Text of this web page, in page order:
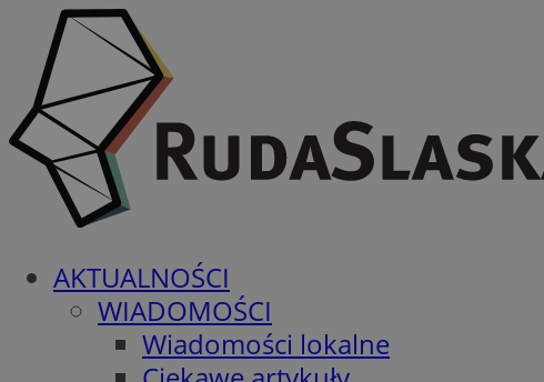
AKTUALNOŚCI
WIADOMOŚCI
Wiadomości lokalne